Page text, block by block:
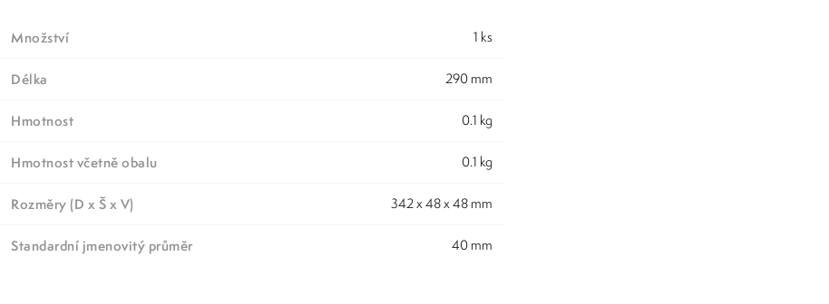
Množství 1 ks
Délka 290 mm
Hmotnost 0.1 kg
Hmotnost včetně obalu 0.1 kg
Rozměry (D x Š x V) 342 x 48 x 48 mm
Standardní jmenovitý průměr 40 mm